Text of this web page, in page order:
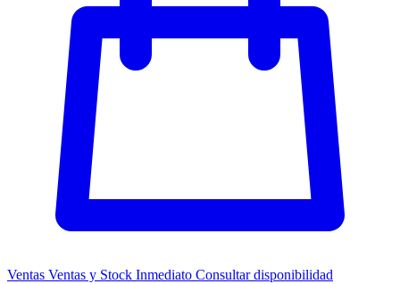
Ventas Ventas y Stock Inmediato Consultar disponibilidad